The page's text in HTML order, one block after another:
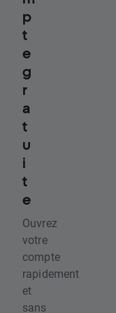
p
t
e
g
r
a
t
u
i
t
e
Ouvrez
votre
compte
rapidement
et
sans